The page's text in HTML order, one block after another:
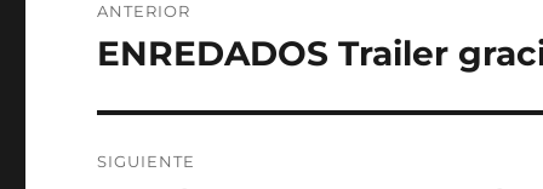
de
ANTERIOR
Entrada
ENREDADOS Trailer
SIGUIENTE